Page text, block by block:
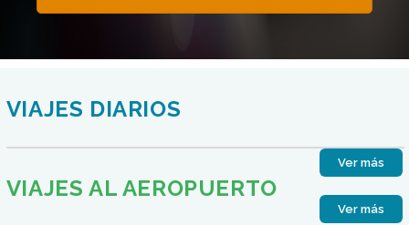
VIAJES DIARIOS
Ver más
VIAJES AL AEROPUERTO
Ver más